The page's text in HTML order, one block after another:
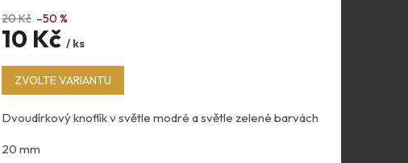
20 Kč –50 %
10 Kč / ks
Měrná
cena:
ZVOLTE VARIANTU
Dvoudírkový knoflík v světle modré a světle zelené barvách
20 mm